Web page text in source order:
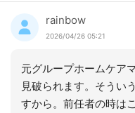
rainbow
2026/04/26 05:21
元グループホームケア
見破られます。そうい
すから。前任者の時は